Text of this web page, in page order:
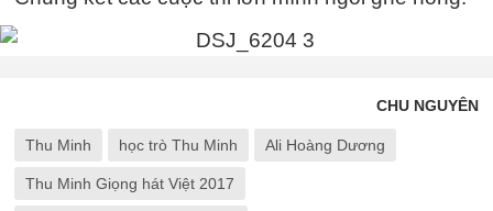
CHU NGUYÊN
Thu Minh học trò Thu Minh Ali Hoàng Dương
Thu Minh Giọng hát Việt 2017